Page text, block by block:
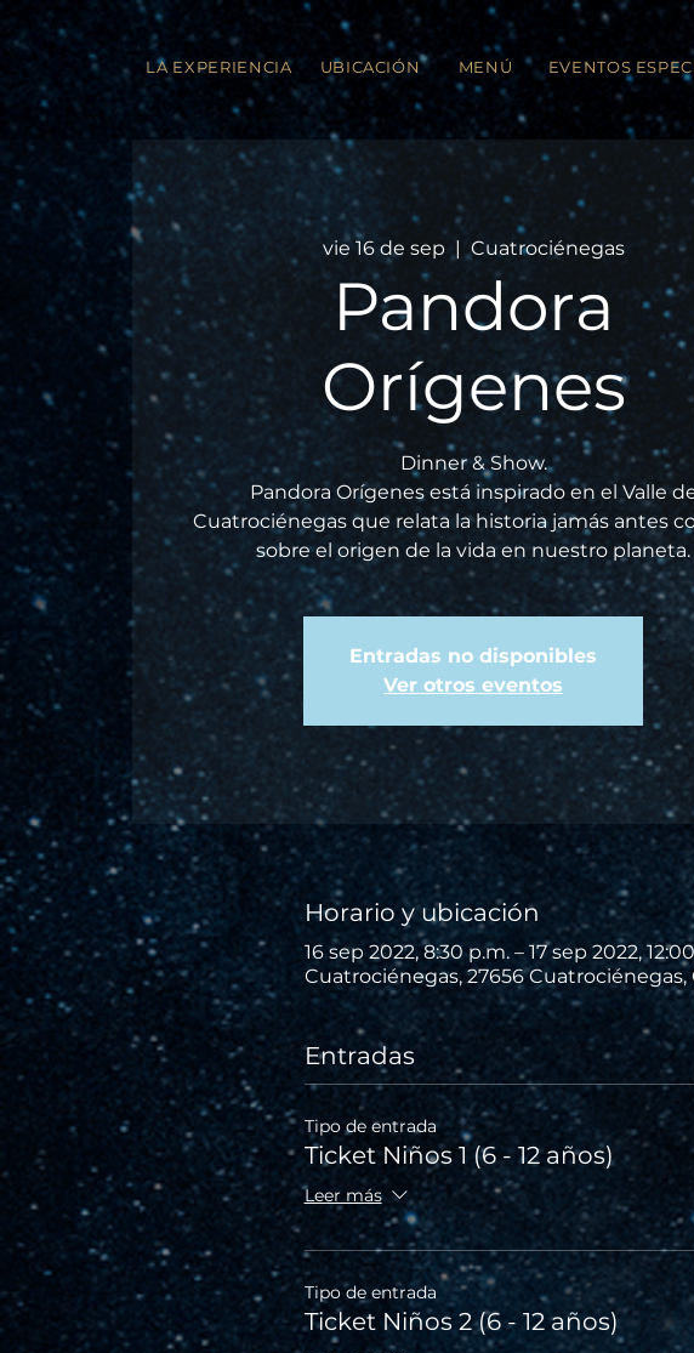
LA EXPERIENCIA UBICACIÓN MENÚ EVENTOS
vie 16 de sep
  |
Cuatrociénegas
Pandora
Orígenes
Dinner & Show.
Pandora Orígenes está inspirado en el Valle
Cuatrociénegas que relata la historia jamás antes
sobre el origen de la vida en nuestro planeta.
Entradas no disponibles
Ver otros eventos
Horario y ubicación
16 sep 2022, 8:30 p.m. – 17 sep 2022,
Cuatrociénegas, 27656 Cuatrociénegas,
Entradas
Tipo de entrada
Ticket Niños 1 (6 - 12 años)
Leer más
Tipo de entrada
Ticket Niños 2 (6 - 12 años)